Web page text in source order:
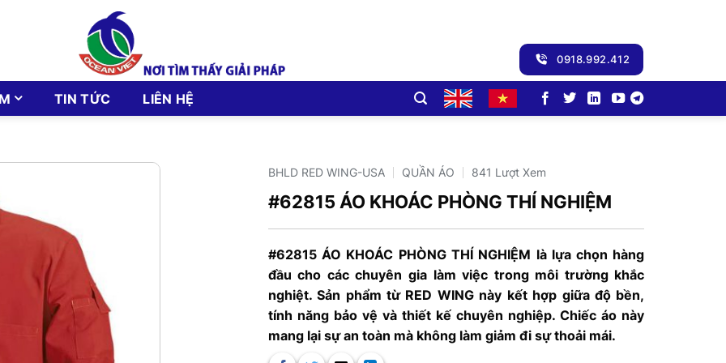
0918.992.412
TIN TỨC LIÊN HỆ
BHLD RED WING-USA QUẦN ÁO 841 Lượt Xem
#62815 ÁO KHOÁC PHÒNG THÍ NGHIỆM
#62815 ÁO KHOÁC PHÒNG THÍ NGHIỆM là lựa chọn hàng
đầu cho các chuyên gia làm việc trong môi trường khắc
nghiệt. Sản phẩm từ RED WING này kết hợp giữa độ bền,
tính năng bảo vệ và thiết kế chuyên nghiệp. Chiếc áo này
mang lại sự an toàn mà không làm giảm đi sự thoải mái.